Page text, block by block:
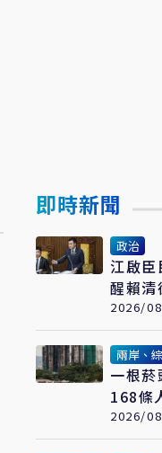
即時新聞
政治
江啟
醒賴清
先強化
2026/
兩岸、
一根
168條
查：一
2026/